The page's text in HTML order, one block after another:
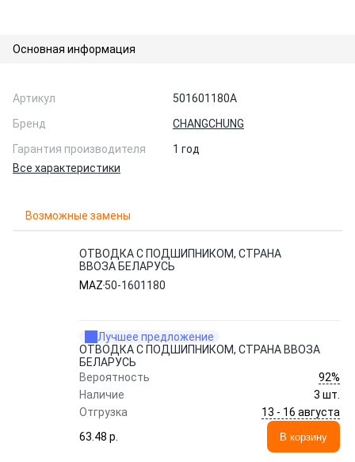
Основная информация
Артикул
501601180А
Бренд
CHANGCHUNG
Гарантия производителя
1 год
Все характеристики
Возможные замены
ОТВОДКА С ПОДШИПНИКОМ, СТРАНА
ВВОЗА БЕЛАРУСЬ
MAZ 50-1601180
Лучшее предложение
ОТВОДКА С ПОДШИПНИКОМ, СТРАНА ВВОЗА
БЕЛАРУСЬ
Вероятность
92%
Наличие
3 шт.
Отгрузка
13 - 16 августа
63.48 p.
В корзину